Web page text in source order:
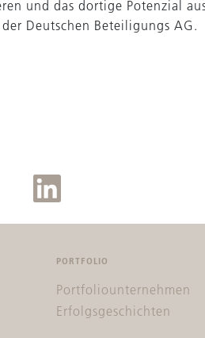
und das dortige Potenzial
Deutschen Beteiligungs AG.
PORTFOLIO
Portfoliounternehmen
Erfolgsgeschichten